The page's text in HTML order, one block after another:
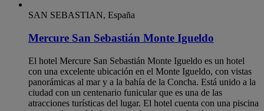
SAN SEBASTIAN, España
Mercure San Sebastián Monte Igueldo
El hotel Mercure San Sebastián Monte Igueldo es un hotel
con una excelente ubicación en el Monte Igueldo, con vistas
panorámicas al mar y a la bahía de la Concha. Está unido a la
ciudad con un centenario funicular que es una de las
atracciones turísticas del lugar. El hotel cuenta con una piscina